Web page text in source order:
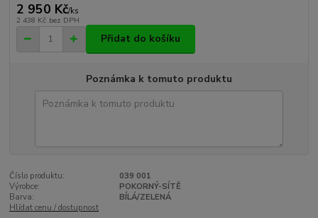
2 950 Kč/ks
2 438 Kč bez DPH
Přidat do košíku
Poznámka k tomuto produktu
Číslo produktu:
039 001
Výrobce:
POKORNÝ-SÍTĚ
Barva:
BÍLÁ/ZELENÁ
Hlídat cenu / dostupnost